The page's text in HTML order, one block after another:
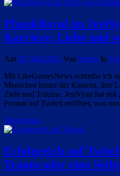
PhunkRoyal im
Karriere, Liebe und
Am 29. Mai 2022 Von Stefan In
Mit LikeGamesNews schreibe ich
Menschen hinter der Kamera, ihre
Ziele und Träume. JenNyan hat mit
Format auf Twitch eröffnet, was
Weiterlesen
Erfolgreich auf
Traum oder eine